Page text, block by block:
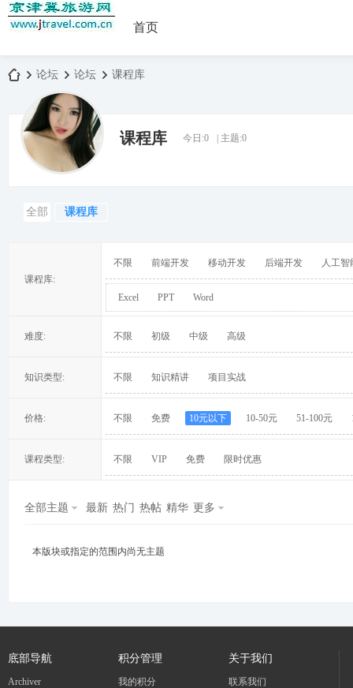
首页
»
论坛
›
论坛 课程库
课程库 今日:0 主题:0
全部 课程库
课程库:
不限 前端开发 移动开发 后端开发 人工智
Excel PPT Word
难度: 不限 初级 中级 高级
知识类型: 不限 知识精讲 项目实战
价格: 不限 免费 10元以下 10-50元 51-100元
课程类型: 不限 VIP 免费 限时优惠
全部主题 最新 热门 热帖 精华 更多
本版块或指定的范围内尚无主题
底部导航
Archiver
积分管理
我的积分
关于我们
联系我们